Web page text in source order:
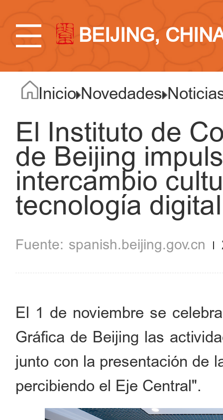
BEIJING,
Inicio Novedades
El Instituto de
de Beijing
intercambio
tecnología digital
spanish.beijing.gov.cn
El 1 de noviembre se
Gráfica de Beijing las
junto con la presentación de
percibiendo el Eje Central".